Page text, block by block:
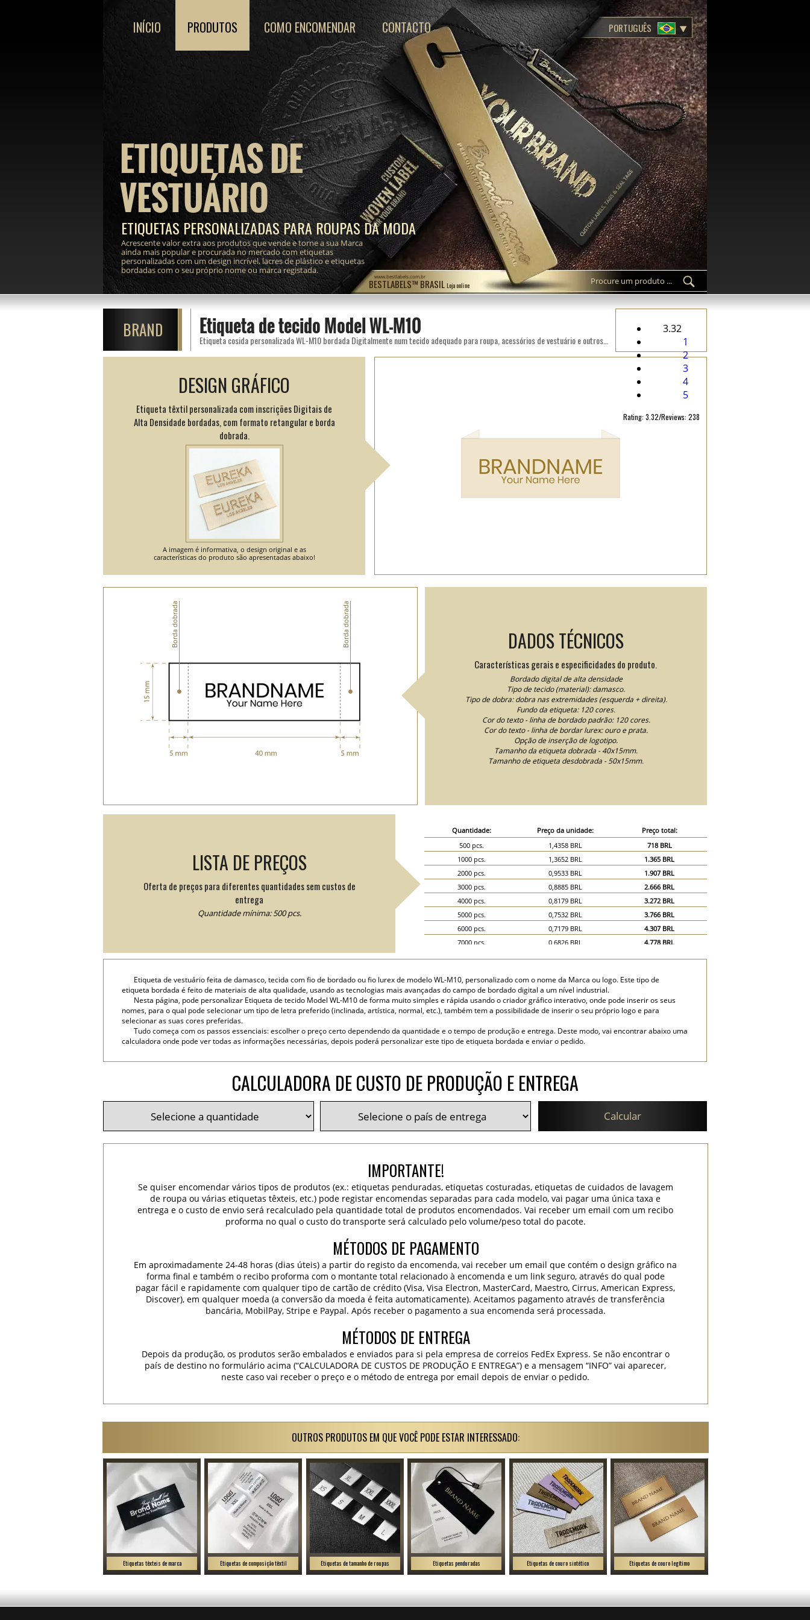
BESTLABELS™ BRASIL Loja online
www.bestlabels.com.br
ETIQUETAS DE
VESTUÁRIO
ETIQUETAS PERSONALIZADAS PARA ROUPAS DA MODA
Acrescente valor extra aos produtos que vende e torne a sua Marca
ainda mais popular e procurada no mercado com etiquetas
personalizadas com um design incrível, lacres de plástico e etiquetas
bordadas com o seu próprio nome ou marca registada.
INÍCIO PRODUTOS COMO ENCOMENDAR CONTACTO PORTUGUÊS
BRAND Etiqueta de tecido Model WL-M10
3.32
1
2
3
4
5
Rating: 3.32/Reviews: 238
DESIGN GRÁFICO
Etiqueta têxtil personalizada com inscrições Digitais de
Alta Densidade bordadas, com formato retangular e borda
dobrada.
A imagem é informativa, o design original e as
características do produto são apresentadas abaixo!
DADOS TÉCNICOS
Características gerais e especificidades do produto.
Bordado digital de alta densidade
Tipo de tecido (material): damasco.
Tipo de dobra: dobra nas extremidades (esquerda + direita).
Fundo da etiqueta: 120 cores.
Cor do texto - linha de bordado padrão: 120 cores.
Cor do texto - linha de bordar lurex: ouro e prata.
Opção de inserção de logotipo.
Tamanho da etiqueta dobrada - 40x15mm.
Tamanho de etiqueta desdobrada - 50x15mm.
Borda dobrada Borda dobrada
LISTA DE PREÇOS
Oferta de preços para diferentes quantidades sem custos de
entrega
Quantidade mínima: 500 pcs.
Quantidade: Preço da unidade:
Preço total:
500 pcs.
1,4358 BRL
718 BRL
1000 pcs.
1,3652 BRL
1.365 BRL
2000 pcs.
0,9533 BRL
1.907 BRL
3000 pcs.
0,8885 BRL
2.666 BRL
4000 pcs.
0,8179 BRL
3.272 BRL
5000 pcs.
0,7532 BRL
3.766 BRL
6000 pcs.
0,7179 BRL
4.307 BRL
7000 pcs.
0,6826 BRL
4.778 BRL
10000 pcs.
0,5826 BRL
5.826 BRL
15000 pcs.
0,4119 BRL
6.179 BRL
20000 pcs.
0,3413 BRL 6.826 BRL
Etiqueta de vestuário feita de damasco, tecida com fio de bordado ou fio lurex de modelo WL-M10, personalizado com o nome da Marca ou logo. Este tipo de
etiqueta bordada é feito de materiais de alta qualidade, usando as tecnologias mais avançadas do campo de bordado digital a um nível industrial.
Nesta página, pode personalizar Etiqueta de tecido Model WL-M10 de forma muito simples e rápida usando o criador gráfico interativo, onde pode inserir os seus
nomes, para o qual pode selecionar um tipo de letra preferido (inclinada, artística, normal, etc.), também tem a possibilidade de inserir o seu próprio logo e para
selecionar as suas cores preferidas.
Tudo começa com os passos essenciais: escolher o preço certo dependendo da quantidade e o tempo de produção e entrega. Deste modo, vai encontrar abaixo uma
calculadora onde pode ver todas as informações necessárias, depois poderá personalizar este tipo de etiqueta bordada e enviar o pedido.
CALCULADORA DE CUSTO DE PRODUÇÃO E ENTREGA
Calcular
IMPORTANTE!
Se quiser encomendar vários tipos de produtos (ex.: etiquetas penduradas, etiquetas costuradas, etiquetas de cuidados de lavagem
de roupa ou várias etiquetas têxteis, etc.) pode registar encomendas separadas para cada modelo, vai pagar uma única taxa e
entrega e o custo de envio será recalculado pela quantidade total de produtos encomendados. Vai receber um email com um recibo
proforma no qual o custo do transporte será calculado pelo volume/peso total do pacote.
MÉTODOS DE PAGAMENTO
Em aproximadamente 24-48 horas (dias úteis) a partir do registo da encomenda, vai receber um email que contém o design gráfico na
forma final e também o recibo proforma com o montante total relacionado à encomenda e um link seguro, através do qual pode
pagar fácil e rapidamente com qualquer tipo de cartão de crédito (Visa, Visa Electron, MasterCard, Maestro, Cirrus, American Express,
Discover), em qualquer moeda (a conversão da moeda é feita automaticamente). Aceitamos pagamento através de transferência
bancária, MobilPay, Stripe e Paypal. Após receber o pagamento a sua encomenda será processada.
MÉTODOS DE ENTREGA
Depois da produção, os produtos serão embalados e enviados para si pela empresa de correios FedEx Express. Se não encontrar o
país de destino no formulário acima (“CALCULADORA DE CUSTOS DE PRODUÇÃO E ENTREGA”) e a mensagem “INFO” vai aparecer,
neste caso vai receber o preço e o método de entrega por email depois de enviar o pedido.
OUTROS PRODUTOS EM QUE VOCÊ PODE ESTAR INTERESSADO:
Etiquetas têxteis de marca Etiquetas de composição têxtil Etiquetas de tamanho de roupas Etiquetas penduradas Etiquetas de couro sintético Etiquetas de couro legítimo